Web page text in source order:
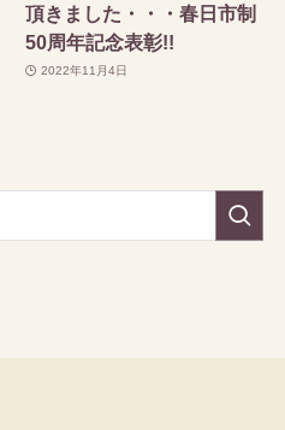
頂きました・・・春日市制
50周年記念表彰!!
2022年11月4日